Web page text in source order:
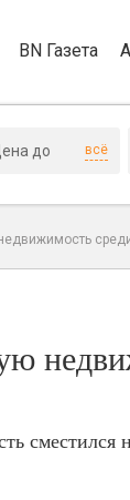
BN Газета
всё
сместился